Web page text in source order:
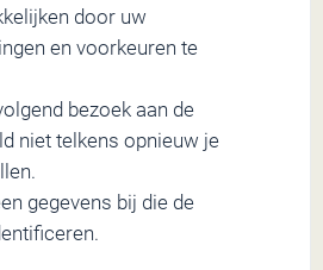
door uw
en voorkeuren te
bezoek aan de
niet telkens opnieuw je
gegevens bij die de